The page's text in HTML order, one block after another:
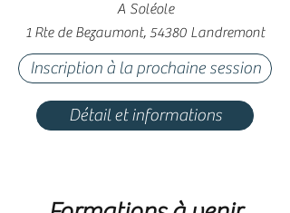
A Soléole
1 Rte de Bezaumont, 54380 Landremont
Inscription à la prochaine session
Détail et informations